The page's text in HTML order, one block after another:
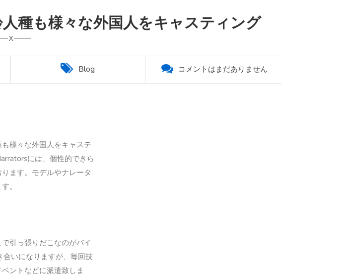
種も様々な外国人をキャスティング
Blog コメントはまだありません
様々な外国人をキャステ
には、個性的できら
ます。モデルやナレータ
。
引っ張りだこなのがバイ
いになりますが、毎回技
ントなどに派遣致しま